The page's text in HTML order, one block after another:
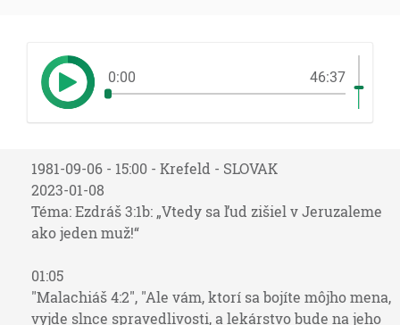
0:00 46:37
1981-09-06 - 15:00 - Krefeld - SLOVAK
2023-01-08
Téma: Ezdráš 3:1b: „Vtedy sa ľud zišiel v Jeruzaleme
ako jeden muž!“
01:05
"Malachiáš 4:2", "Ale vám, ktorí sa bojíte môjho mena,
vyjde slnce spravedlivosti, a lekárstvo bude na jeho